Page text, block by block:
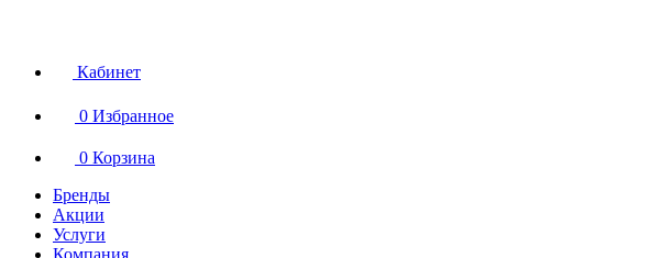
Кабинет
0 Избранное
0 Корзина
Бренды
Акции
Услуги
Компания